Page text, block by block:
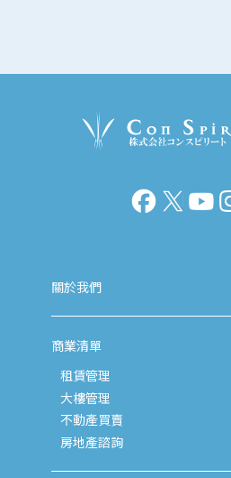
關於我們
商業清單
租賃管理
大樓管理
不動產買賣
房地產諮詢